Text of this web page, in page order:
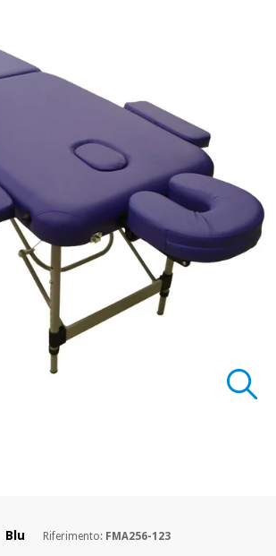
Blu Riferimento: FMA256-123